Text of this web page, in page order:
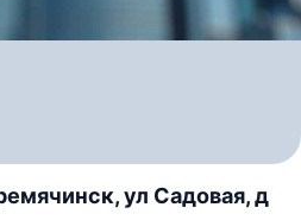
ул Садовая, д